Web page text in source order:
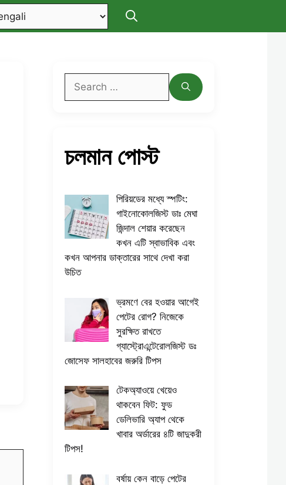
Search
for:
চলমান পোস্ট
পিরিয়ডের মধ্যে স্পটিং:
গাইনোকোলজিস্ট ডাঃ মেঘা
জিন্দাল শেয়ার করেছেন
কখন এটি স্বাভাবিক এবং
কখন আপনার ডাক্তারের সাথে দেখা করা
উচিত
ভ্রমণে বের হওয়ার আগেই
পেটের রোগ? নিজেকে
সুরক্ষিত রাখতে
গ্যাস্ট্রোএন্টেরোলজিস্ট ডঃ
জোসেফ সালহাবের জরুরি টিপস
টেকঅ্যাওয়ে খেয়েও
থাকবেন ফিট: ফুড
ডেলিভারি অ্যাপ থেকে
খাবার অর্ডারের ৪টি জাদুকরী
টিপস!
বর্ষায় কেন বাড়ে পেটের